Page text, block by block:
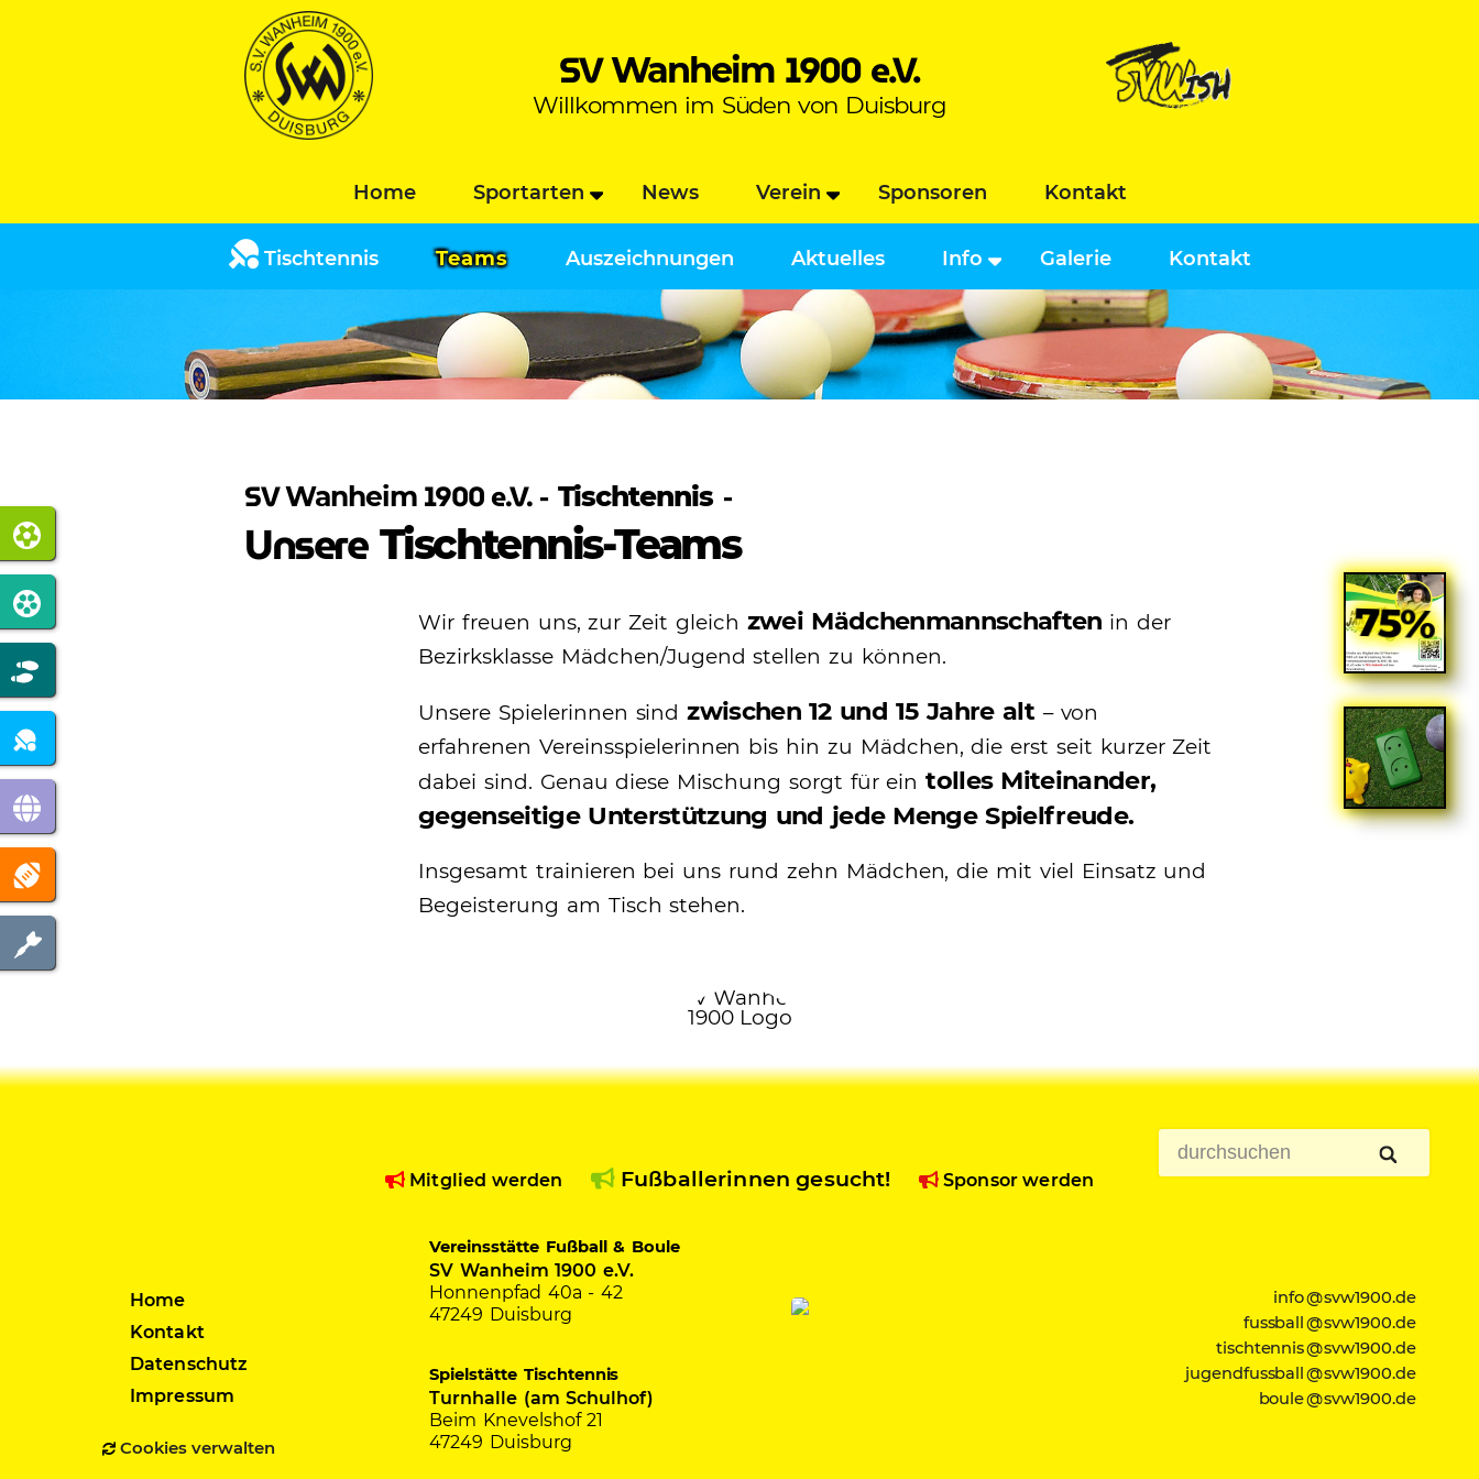
SVWanheim1900 e.V.
Willkommen im Süden von Duisburg
Home Sportarten News Verein Sponsoren Kontakt
Tischtennis Teams Auszeichnungen Aktuelles Info Galerie Kontakt
SVWanheim 1900 e.V. - Tischtennis -
Unsere Tischtennis-Teams
Wir freuen uns, zur Zeit gleich zwei Mädchenmannschaften in der
Bezirksklasse Mädchen/Jugend stellen zu können.
Unsere Spielerinnen sindzwischen 12 und 15 Jahre alt– von
erfahrenen Vereinsspielerinnen bis hin zu Mädchen, die erst seit kurzer Zeit
dabei sind. Genau diese Mischung sorgt für eintolles Miteinander,
gegenseitige Unterstützung und jede Menge Spielfreude.
Insgesamt trainieren bei uns rund zehn Mädchen, die mit viel Einsatz und
Begeisterung am Tisch stehen.
Mitglied werden Fußballerinnen gesucht! Sponsor werden
Home
Kontakt
Datenschutz
Impressum
Cookies verwalten
Vereinsstätte Fußball & Boule
SV Wanheim 1900 e.V.
Honnenpfad 40a - 42
47249 Duisburg
Spielstätte Tischtennis
Turnhalle (am Schulhof)
Beim Knevelshof 21
47249 Duisburg
info @ svw1900.de
fussball @ svw1900.de
tischtennis @ svw1900.de
jugendfussball @ svw1900.de
boule @ svw1900.de